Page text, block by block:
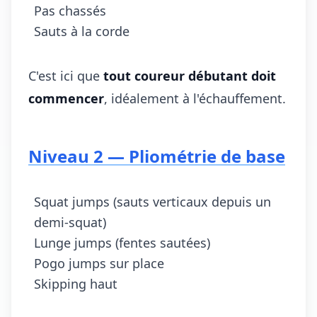
Pas chassés
Sauts à la corde
C'est ici que tout coureur débutant doit
commencer, idéalement à l'échauffement.
Niveau 2 — Pliométrie de base
Squat jumps (sauts verticaux depuis un
demi-squat)
Lunge jumps (fentes sautées)
Pogo jumps sur place
Skipping haut